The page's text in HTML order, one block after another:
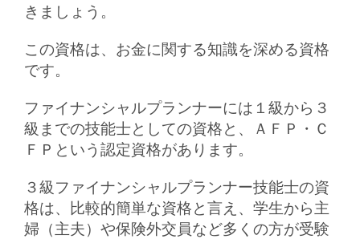
きましょう。
この資格は、お金に関する知識を深める資格
です。
ファイナンシャルプランナーには１級から３
級までの技能士としての資格と、ＡＦＰ・Ｃ
ＦＰという認定資格があります。
３級ファイナンシャルプランナー技能士の資
格は、比較的簡単な資格と言え、学生から主
婦（主夫）や保険外交員など多くの方が受験